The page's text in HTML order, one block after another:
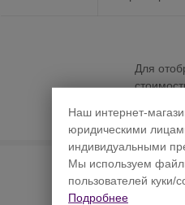
Для
Наш интернет-
юридическими
индивидуальными
Мы используем
пользователей куки/
Подробнее